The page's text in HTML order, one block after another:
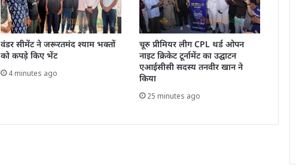
वंडर सीमेंट ने जरूरतमंद श्याम भक्तों
को कपड़े किए भेंट
4 minutes ago
चूरु प्रीमियर लीग CPL थर्ड‌ ओपन
नाइट क्रिकेट टूर्नामेंट का उद्घाटन ‌
एआईसीसी सदस्य तनवीर खान ने
किया
25 minutes ago